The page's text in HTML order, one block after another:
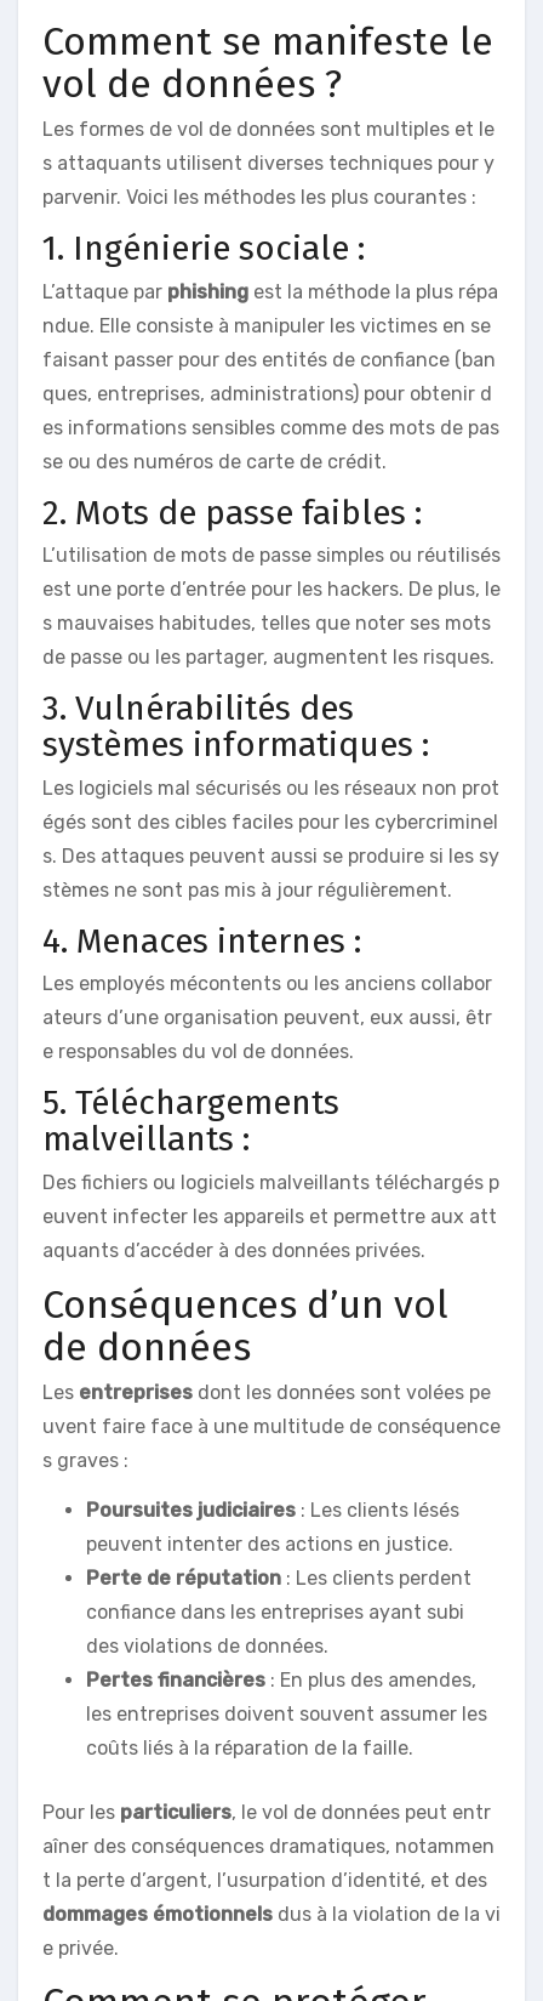
Comment se manifeste le
vol de données ?
Les formes de vol de données sont multiples et le
s attaquants utilisent diverses techniques pour y
parvenir. Voici les méthodes les plus courantes :
1. Ingénierie sociale :
L’attaque par phishing est la méthode la plus répa
ndue. Elle consiste à manipuler les victimes en se
faisant passer pour des entités de confiance (ban
ques, entreprises, administrations) pour obtenir d
es informations sensibles comme des mots de pas
se ou des numéros de carte de crédit.
2. Mots de passe faibles :
L’utilisation de mots de passe simples ou réutilisés
est une porte d’entrée pour les hackers. De plus, le
s mauvaises habitudes, telles que noter ses mots
de passe ou les partager, augmentent les risques.
3. Vulnérabilités des
systèmes informatiques :
Les logiciels mal sécurisés ou les réseaux non prot
égés sont des cibles faciles pour les cybercriminel
s. Des attaques peuvent aussi se produire si les sy
stèmes ne sont pas mis à jour régulièrement.
4. Menaces internes :
Les employés mécontents ou les anciens collabor
ateurs d’une organisation peuvent, eux aussi, êtr
e responsables du vol de données.
5. Téléchargements
malveillants :
Des fichiers ou logiciels malveillants téléchargés p
euvent infecter les appareils et permettre aux att
aquants d’accéder à des données privées.
Conséquences d’un vol
de données
Les entreprises dont les données sont volées pe
uvent faire face à une multitude de conséquence
s graves :
Poursuites judiciaires : Les clients lésés
peuvent intenter des actions en justice.
Perte de réputation : Les clients perdent
confiance dans les entreprises ayant subi
des violations de données.
Pertes financières : En plus des amendes,
les entreprises doivent souvent assumer les
coûts liés à la réparation de la faille.
Pour les particuliers, le vol de données peut entr
aîner des conséquences dramatiques, notammen
t la perte d’argent, l’usurpation d’identité, et des
dommages émotionnels dus à la violation de la vi
e privée.